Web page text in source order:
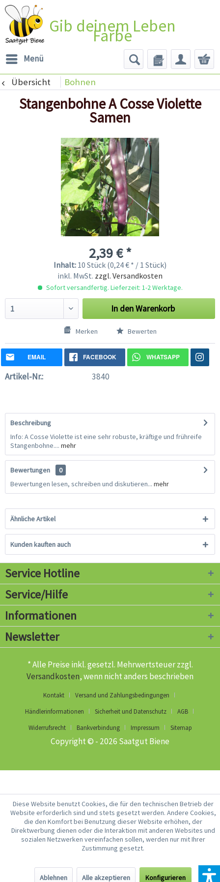
Gib deinem Leben
Farbe
Menü
Übersicht Bohnen
Stangenbohne A Cosse Violette
Samen
2,39 € *
Inhalt: 10 Stück (0,24 € * / 1 Stück)
inkl. MwSt. zzgl. Versandkosten
Sofort versandfertig. Lieferzeit: 1-2 Werktage.
In denWarenkorb
Merken Bewerten
EMAIL FACEBOOK WHATSAPP
Artikel-Nr.: 3840
Beschreibung
Info: A Cosse Violette ist eine sehr robuste, kräftige und frühreife
Stangenbohne.... mehr
Bewertungen
0
Bewertungen lesen, schreiben und diskutieren... mehr
Ähnliche Artikel
Kunden kauften auch
Service Hotline
Service/Hilfe
Informationen
Newsletter
* Alle Preise inkl. gesetzl. Mehrwertsteuer zzgl.
Versandkosten, wenn nicht anders beschrieben
Kontakt
Versand und Zahlungsbedingungen
Händlerinformationen
Sicherheit und Datenschutz
AGB
Widerrufsrecht
Bankverbindung Impressum Sitemap
Copyright © - 2026 Saatgut Biene
Diese Website benutzt Cookies, die für den technischen Betrieb der
Website erforderlich sind und stets gesetzt werden. Andere Cookies,
die den Komfort bei Benutzung dieser Website erhöhen, der
Direktwerbung dienen oder die Interaktion mit anderen Websites und
sozialen Netzwerken vereinfachen sollen, werden nur mit Ihrer
Zustimmung gesetzt.
Ablehnen Alle akzeptieren Konfigurieren